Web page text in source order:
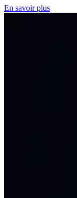
En savoir plus